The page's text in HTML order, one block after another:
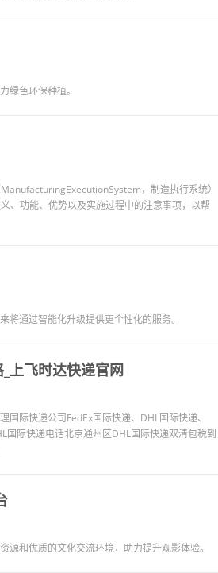
绿色环保种植。
，制造执行系统）
、功能、优势以及实施过程中的注意事项，以帮
通过智能化升级提供更个性化的服务。
上飞时达快递官网
际快递公司FedEx国际快递、DHL国际快递、
际快递电话北京通州区DHL国际快递双清包税到
和优质的文化交流环境，助力提升观影体验。